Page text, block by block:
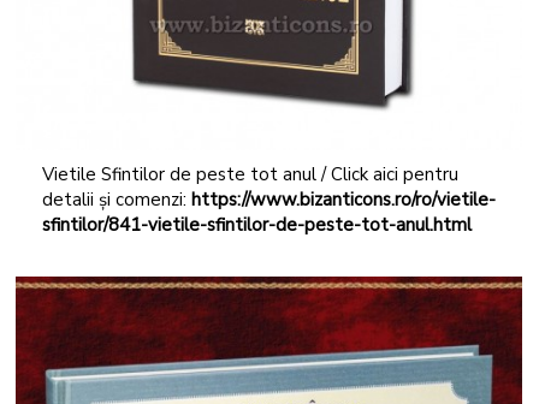
Vietile Sfintilor de peste tot anul / Click aici pentru
detalii și comenzi: https://www.bizanticons.ro/ro/vietile-
sfintilor/841-vietile-sfintilor-de-peste-tot-anul.html